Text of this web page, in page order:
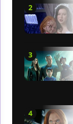
2
3
4